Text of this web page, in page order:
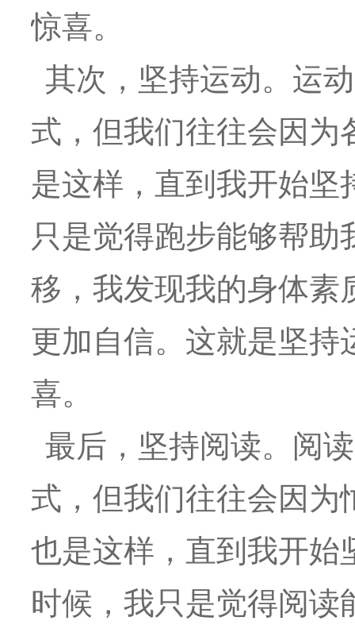
惊喜。
其次，坚持运动。运
式，但我们往往会因为
是这样，直到我开始坚
只是觉得跑步能够帮
移，我发现我的身体素
更加自信。这就是坚持
喜。
最后，坚持阅读。阅
式，但我们往往会因为
也是这样，直到我开始
时候，我只是觉得阅